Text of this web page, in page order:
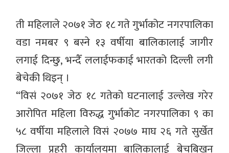
ती महिलाले २०७१ जेठ १८ गते गुर्भाकोट नगरपालिका
वडा नमबर ९ बस्ने १३ वर्षीया बालिकालाई जागीर
लगाई दिन्छु, भन्दैँ ललाईफकाई भारतको दिल्ली लगी
बेचेकी थिइन् ।
“विसं २०७१ जेठ १८ गतेको घटनालाई उल्लेख गरेर
आरोपित महिला विरुद्ध गुर्भाकोट नगरपालिका ९ का
५८ वर्षीया महिलाले विसं २०७७ माघ २६ गते सुर्खेत
जिल्ला प्रहरी कार्यालयमा बालिकालाई बेचबिखन